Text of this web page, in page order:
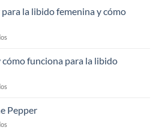
Cayenne
Diesel
la libido femenina y cómo
el
elixir
la
femenina
cómo
cómo funciona para la libido
Gold:
qué
es
Pepper